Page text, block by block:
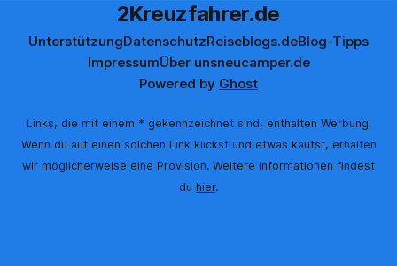
2Kreuzfahrer.de
UnterstützungDatenschutzReiseblogs.deBlog-Tipps
ImpressumÜber unsneucamper.de
Powered by Ghost
Links, die mit einem * gekennzeichnet sind, enthalten Werbung.
Wenn du auf einen solchen Link klickst und etwas kaufst, erhalten
wir möglicherweise eine Provision. Weitere Informationen findest
du hier.